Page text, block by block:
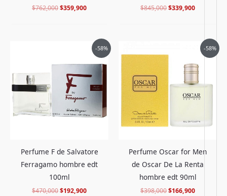
$762,000$359,900 $845,000$339,900
-58%
Perfume F de Salvatore
Ferragamo hombre edt
100ml
$470,000
$470,000.
$192,900
precio
actual
$192,900.
-58%
Perfume Oscar for Men
de Oscar De La Renta
hombre edt 90ml
$398,000
precio
$166,900
precio
actual
es: